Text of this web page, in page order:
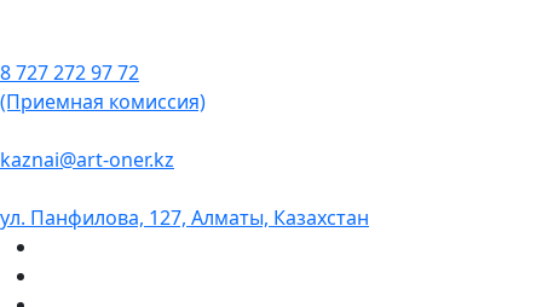
8 727 272 97 72
(Приемная комиссия)
kaznai@art-oner.kz
ул. Панфилова, 127, Алматы, Казахстан